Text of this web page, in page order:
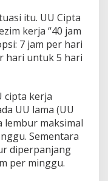
itu. UU Cipta
kerja “40 jam
7 jam per hari
hari untuk 5 hari
cipta kerja
UU lama (UU
lembur maksimal
Sementara
diperpanjang
per minggu.